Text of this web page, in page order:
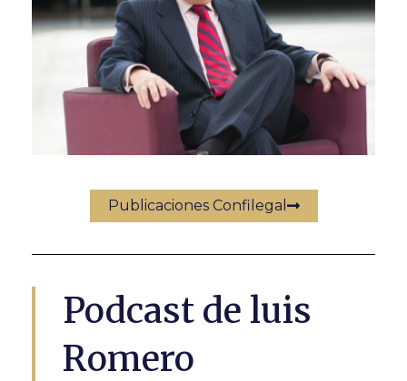
Publicaciones Confilegal
Podcast de luis
Romero